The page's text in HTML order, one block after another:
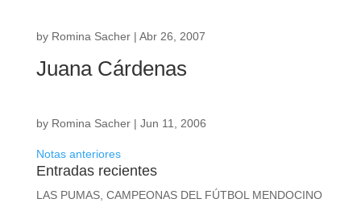
by Romina Sacher| Abr 26, 2007
Juana Cárdenas
by Romina Sacher| Jun 11, 2006
Notas anteriores
Entradas recientes
LAS PUMAS, CAMPEONAS DEL FÚTBOL MENDOCINO